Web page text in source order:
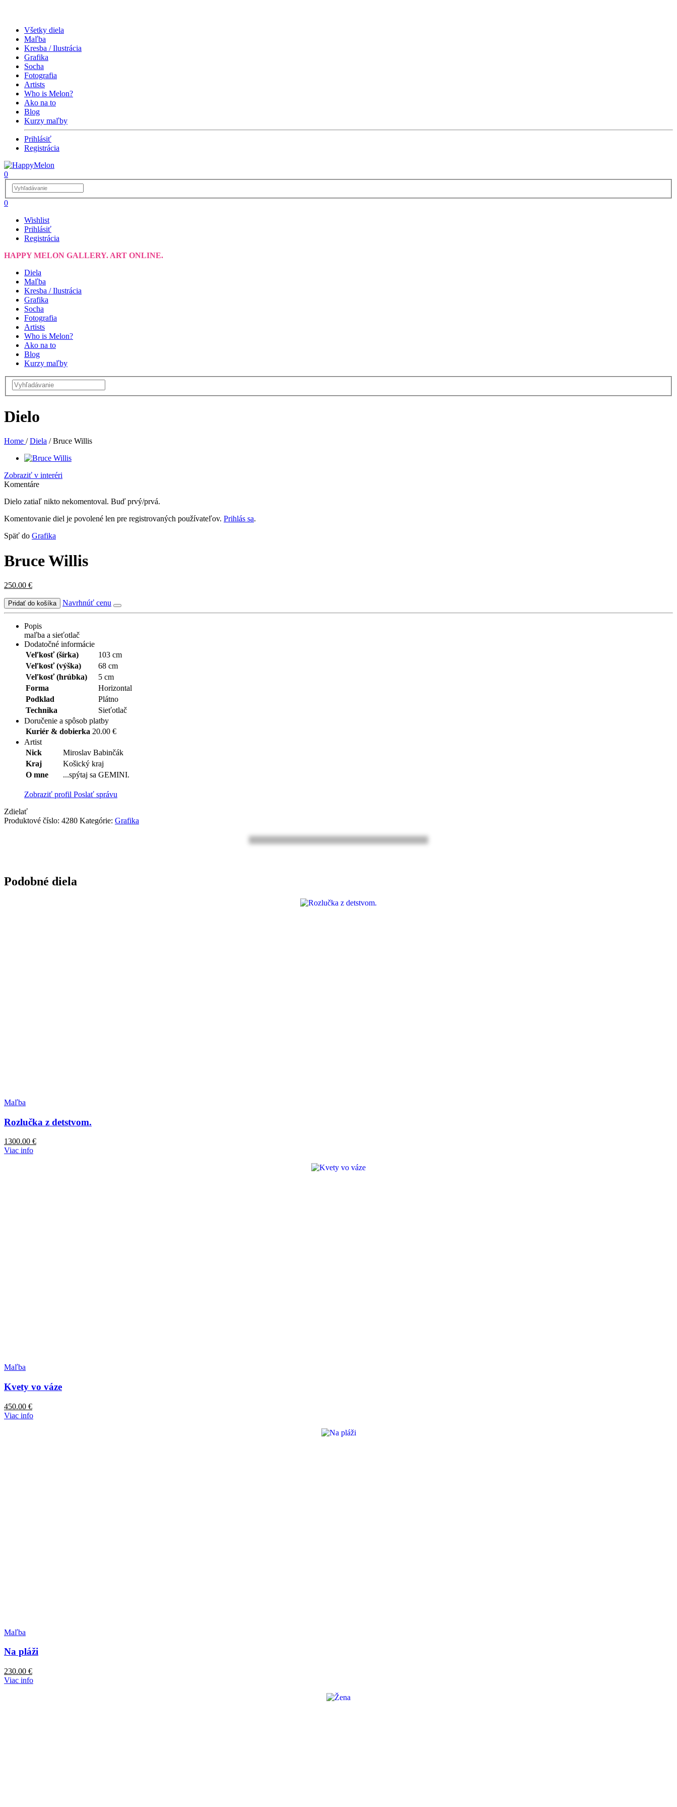
Všetky diela
Maľba
Kresba / Ilustrácia
Grafika
Socha
Fotografia
Artists
Who is Melon?
Ako na to
Blog
Kurzy maľby
Prihlásiť
Registrácia
0
0
Wishlist
Prihlásiť
Registrácia
HAPPY MELON GALLERY. ART ONLINE.
Diela
Maľba
Kresba / Ilustrácia
Grafika
Socha
Fotografia
Artists
Who is Melon?
Ako na to
Blog
Kurzy maľby
Dielo
Home / Diela /Bruce Willis
Zobraziť v interéri
Komentáre
Dielo zatiaľ nikto nekomentoval. Buď prvý/prvá.
Komentovanie diel je povolené len pre registrovaných používateľov. Prihlás sa.
Späť do Grafika
Bruce Willis
250.00 €
Navrhnúť cenu
Popis
maľba a sieťotlač
Dodatočné informácie
Veľkosť (šírka)
103 cm
Veľkosť (výška)
68 cm
Veľkosť (hrúbka)
5 cm
Forma
Horizontal
Podklad
Plátno
Technika
Sieťotlač
Doručenie a spôsob platby
Kuriér & dobierka 20.00 €
Artist
Nick
Miroslav Babinčák
Kraj
Košický kraj
O mne
...spýtaj sa GEMINI.
Zobraziť profil Poslať správu
Zdielať
Produktové číslo: 4280 Kategórie: Grafika
Podobné diela
Maľba
Rozlučka z detstvom.
1300.00 €
Viac info
Maľba
Kvety vo váze
450.00 €
Viac info
Maľba
Na pláži
230.00 €
Viac info